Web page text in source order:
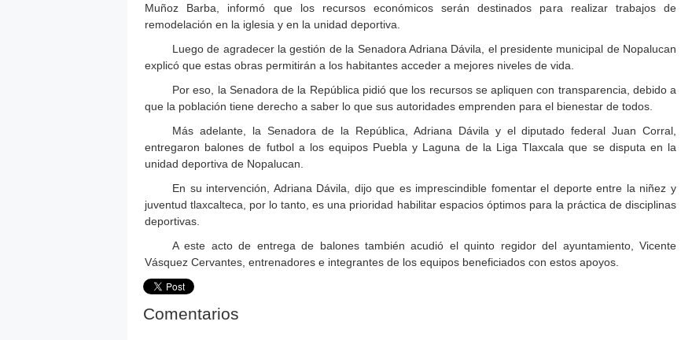
Muñoz Barba, informó que los recursos económicos serán destinados para realizar trabajos de
remodelación en la iglesia y en la unidad deportiva.
Luego de agradecer la gestión de la Senadora Adriana Dávila, el presidente municipal de Nopalucan
explicó que estas obras permitirán a los habitantes acceder a mejores niveles de vida.
Por eso, la Senadora de la República pidió que los recursos se apliquen con transparencia, debido a
que la población tiene derecho a saber lo que sus autoridades emprenden para el bienestar de todos.
Más adelante, la Senadora de la República, Adriana Dávila y el diputado federal Juan Corral,
entregaron balones de futbol a los equipos Puebla y Laguna de la Liga Tlaxcala que se disputa en la
unidad deportiva de Nopalucan.
En su intervención, Adriana Dávila, dijo que es imprescindible fomentar el deporte entre la niñez y
juventud tlaxcalteca, por lo tanto, es una prioridad habilitar espacios óptimos para la práctica de disciplinas
deportivas.
A este acto de entrega de balones también acudió el quinto regidor del ayuntamiento, Vicente
Vásquez Cervantes, entrenadores e integrantes de los equipos beneficiados con estos apoyos.
Comentarios